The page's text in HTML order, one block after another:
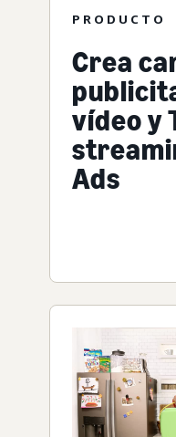
PRODUCTO
Crea
vídeo y
Ads